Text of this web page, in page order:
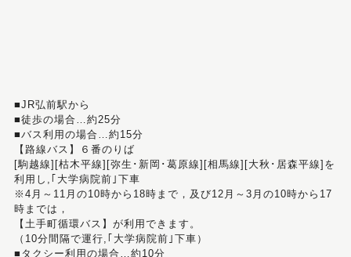
■JR弘前駅から
■徒歩の場合…約25分
■バス利用の場合…約15分
【路線バス】６番のりば
[駒越線][枯木平線][弥生･新岡･葛原線][相馬線][大秋･居森平線]を
利用し,｢大学病院前｣下車
※4月～11月の10時から18時まで，及び12月～3月の10時から17
時までは，
【土手町循環バス】が利用できます。
（10分間隔で運行,｢大学病院前｣下車）
■タクシー利用の場合…約10分